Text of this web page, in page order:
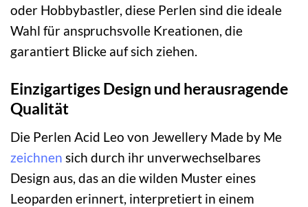
oder Hobbybastler, diese Perlen sind die ideale
Wahl für anspruchsvolle Kreationen, die
garantiert Blicke auf sich ziehen.
Einzigartiges Design und herausragende
Qualität
Die Perlen Acid Leo von Jewellery Made by Me
zeichnen sich durch ihr unverwechselbares
Design aus, das an die wilden Muster eines
Leoparden erinnert, interpretiert in einem